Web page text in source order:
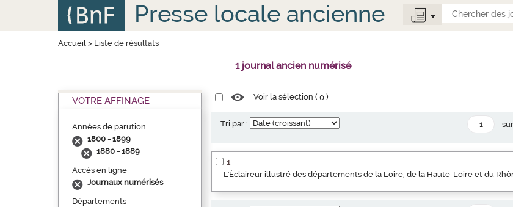
Presse locale ancienne
Accueil> Liste de résultats
1 journal ancien numérisé
VOTRE AFFINAGE
Années de parution
1800 - 1899
1880 - 1889
Accès en ligne
Journaux numérisés
Départements
Voir la sélection (0 )
Tri par :
1
L'Éclaireur illustré des départements de la Loire, de la Haute-Loire et du
Panneau de gestion des cookies